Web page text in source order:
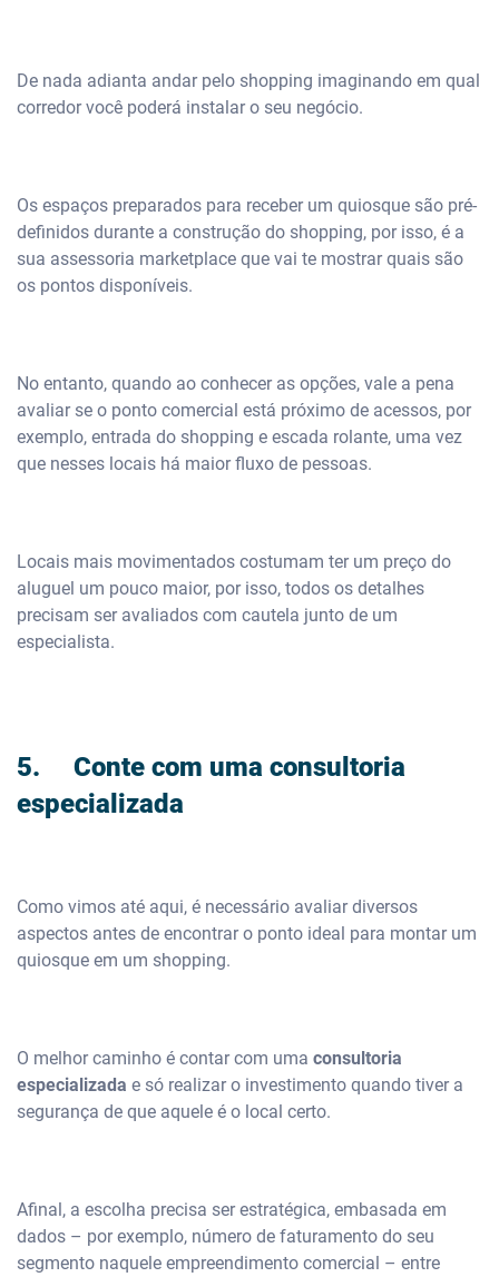
De nada adianta andar pelo shopping imaginando em qual
corredor você poderá instalar o seu negócio.
Os espaços preparados para receber um quiosque são pré-
definidos durante a construção do shopping, por isso, é a
sua assessoria marketplace que vai te mostrar quais são
os pontos disponíveis.
No entanto, quando ao conhecer as opções, vale a pena
avaliar se o ponto comercial está próximo de acessos, por
exemplo, entrada do shopping e escada rolante, uma vez
que nesses locais há maior fluxo de pessoas.
Locais mais movimentados costumam ter um preço do
aluguel um pouco maior, por isso, todos os detalhes
precisam ser avaliados com cautela junto de um
especialista.
5. Conte com uma consultoria
especializada
Como vimos até aqui, é necessário avaliar diversos
aspectos antes de encontrar o ponto ideal para montar um
quiosque em um shopping.
O melhor caminho é contar com uma consultoria
especializada e só realizar o investimento quando tiver a
segurança de que aquele é o local certo.
Afinal, a escolha precisa ser estratégica, embasada em
dados – por exemplo, número de faturamento do seu
segmento naquele empreendimento comercial – entre